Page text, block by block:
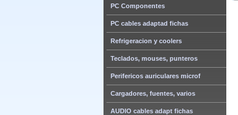
PC Componentes
PC cables adaptad fichas
Refrigeracion y coolers
Teclados, mouses, punteros
Perifericos auriculares microf
Cargadores, fuentes, varios
AUDIO cables adapt fichas